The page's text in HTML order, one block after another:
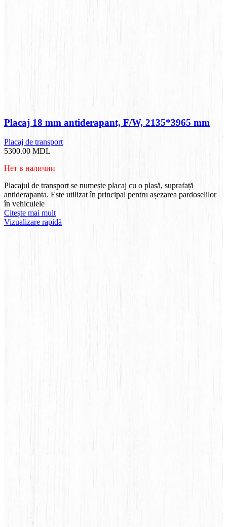
Placaj 18 mm antiderapant, F/W, 2135*3965 mm
Placaj de transport
5300.00 MDL
Нет в наличии
Placajul de transport se numește placaj cu o plasă, suprafață
antiderapanta. Este utilizat în principal pentru așezarea pardoselilor
în vehiculele
Citește mai mult
Vizualizare rapidă